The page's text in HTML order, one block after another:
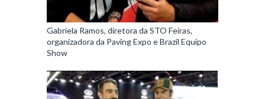
Gabriela Ramos, diretora da STO Feiras,
organizadora da Paving Expo e Brazil Equipo
Show